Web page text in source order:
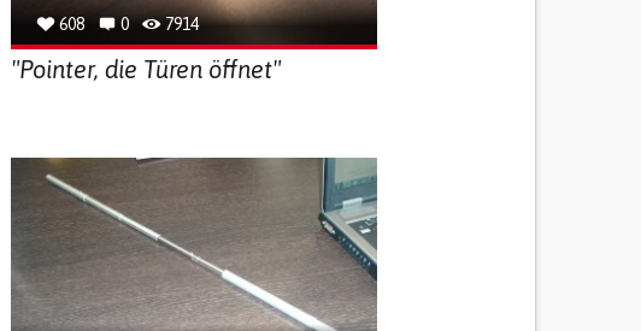
608 0 7914
"Pointer, die Türen öffnet"